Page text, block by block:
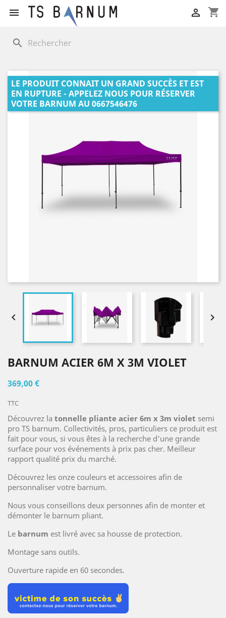
 shopping_cart

search
LE PRODUIT CONNAIT UN GRAND SUCCÈS ET EST
EN RUPTURE - APPELEZ NOUS POUR RÉSERVER
VOTRE BARNUM AU 0667546476
 
BARNUM ACIER 6M X 3M VIOLET
369,00 €
TTC
Découvrez la tonnelle pliante acier 6m x 3m violet semi
pro TS barnum. Collectivités, pros, particuliers ce produit est
fait pour vous, si vous êtes à la recherche d'une grande
surface pour vos événements à prix pas cher. Meilleur
rapport qualité prix du marché.
Découvrez les onze couleurs et accessoires afin de
personnaliser votre barnum.
Nous vous conseillons deux personnes afin de monter et
démonter le barnum pliant.
Le barnum est livré avec sa housse de protection.
Montage sans outils.
Ouverture rapide en 60 secondes.